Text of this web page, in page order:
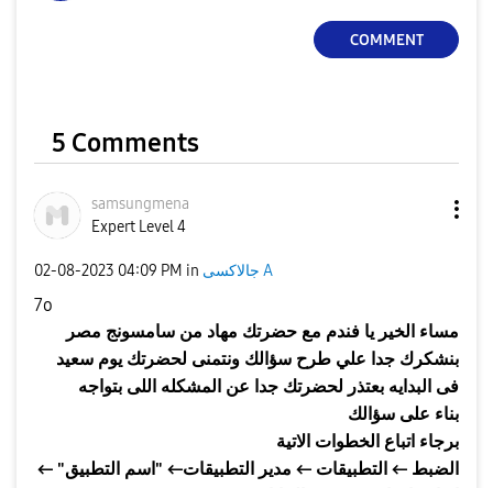
COMMENT
5 Comments
samsungmena
Expert Level 4
‎02-08-2023 04:09 PM in جالاكسى A
7o
مساء الخير يا فندم مع حضرتك مهاد من سامسونج مصر
بنشكرك جدا علي طرح سؤالك ونتمنى لحضرتك يوم سعيد
فى البدايه بعتذر لحضرتك جدا عن المشكله اللى بتواجه
بناء على سؤالك
برجاء اتباع الخطوات الاتية
الضبط ← التطبيقات ← مدير التطبيقات← " اسم التطبيق" ←